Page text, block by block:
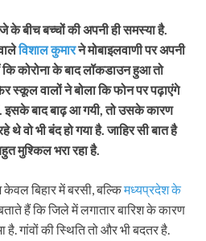
के बीच बच्चों की अपनी ही समस्या है.
विशाल कुमारने मोबाइलवाणी पर अपनी
कि कोरोना के बाद लॉकडाउन हुआ तो
स्कूल वालों ने बोला कि फोन पर पढ़ाएंगे
इसके बाद बाढ़ आ गयी, तो उसके कारण
वो भी बंद हो गया है. जाहिर सी बात है
मुश्किल भरा रहा है.
बिहार में बरसी, बल्किमध्यप्रदेश के
हैं कि जिले में लगातार बारिश के कारण
है. गांवों की स्थिति तो और भी बदतर है.